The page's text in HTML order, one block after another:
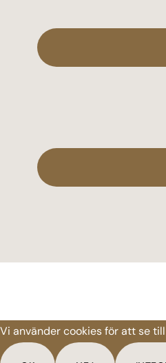
Vi använder cookies för att se